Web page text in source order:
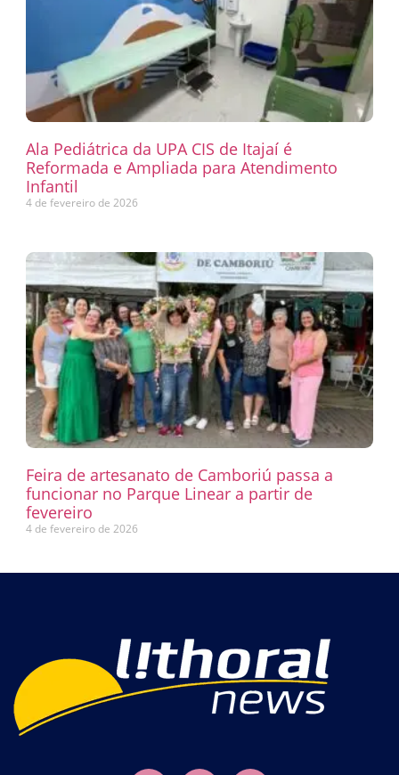
Ala Pediátrica da UPA CIS de Itajaí é
Reformada e Ampliada para Atendimento
Infantil
4 de fevereiro de 2026
Feira de artesanato de Camboriú passa a
funcionar no Parque Linear a partir de
fevereiro
4 de fevereiro de 2026